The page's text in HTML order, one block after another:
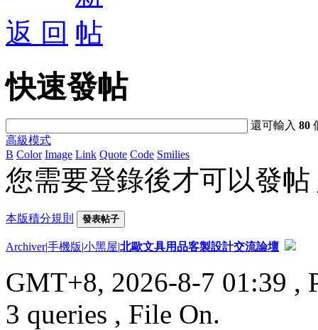
返 回
快速發帖
還可輸入80
高級模式
B Color Image Link Quote Code Smilies
您需要登錄後才可以發帖
本版積分規則 發表帖子
Archiver|手機版|小黑屋|北歐文具用品客製設計交流論壇
GMT+8, 2026-8-7 01:39 ,
3 queries , File On.